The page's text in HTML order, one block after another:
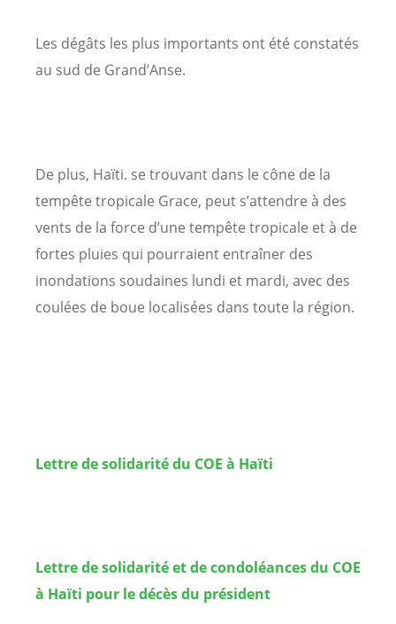
Les dégâts les plus importants ont été constatés
au sud de Grand’Anse.
De plus, Haïti. se trouvant dans le cône de la
tempête tropicale Grace, peut s’attendre à des
vents de la force d’une tempête tropicale et à de
fortes pluies qui pourraient entraîner des
inondations soudaines lundi et mardi, avec des
coulées de boue localisées dans toute la région.
Lettre de solidarité du COE à Haïti
Lettre de solidarité et de condoléances du COE
à Haïti pour le décès du président